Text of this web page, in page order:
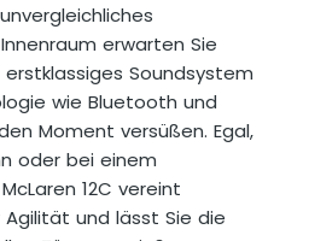
erwarten Sie
Soundsystem
wie Bluetooth und
Moment versüßen. Egal,
oder bei einem
12C vereint
und lässt Sie die
für einen Tag
Nein